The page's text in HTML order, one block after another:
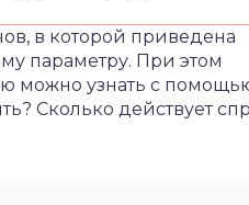
в которой приведена
параметру. При этом
можно узнать с
Сколько действует